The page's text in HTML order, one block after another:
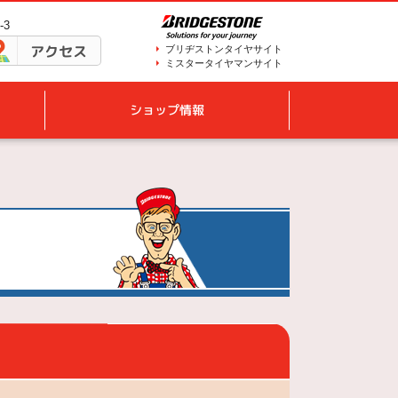
3
アクセス
ブリヂストンタイヤサイト
ミスタータイヤマンサイト
ショップ情報